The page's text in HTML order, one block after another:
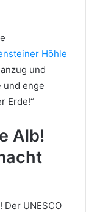
Höhle
und
und enge
Erde!“
Alb!
UNESCO